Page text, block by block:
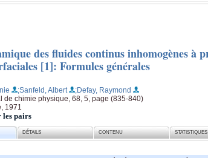
des fluides continus inhomogènes à
[1]: Formules générales
;Sanfeld, Albert
;Defay, Raymond
de chimie physique, 68, 5, page (835-840)
1971
les pairs
DÉTAILS CONTENU STATISTIQUES